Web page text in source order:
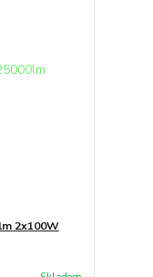
2x100W